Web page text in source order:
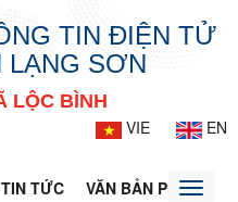
TIN ĐIỆN TỬ
LẠNG SƠN
LỘC BÌNH
VIE
EN
TIN TỨC VĂN BẢN PHÁPToggle